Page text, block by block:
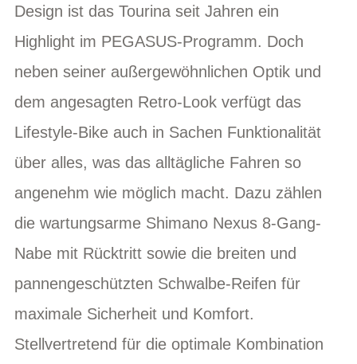
Design ist das Tourina seit Jahren ein
Highlight im PEGASUS-Programm. Doch
neben seiner außergewöhnlichen Optik und
dem angesagten Retro-Look verfügt das
Lifestyle-Bike auch in Sachen Funktionalität
über alles, was das alltägliche Fahren so
angenehm wie möglich macht. Dazu zählen
die wartungsarme Shimano Nexus 8-Gang-
Nabe mit Rücktritt sowie die breiten und
pannengeschützten Schwalbe-Reifen für
maximale Sicherheit und Komfort.
Stellvertretend für die optimale Kombination